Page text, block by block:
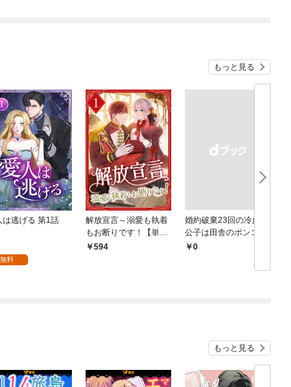
もっと見る
は逃げる 第1話
無料
解放宣言～溺愛も執着
もお断りです！【単行
本版】 1巻
594
婚約破棄23回の冷血貴
公子は田舎のポンコツ
令嬢にふりまわされる
￥0
もっと見る